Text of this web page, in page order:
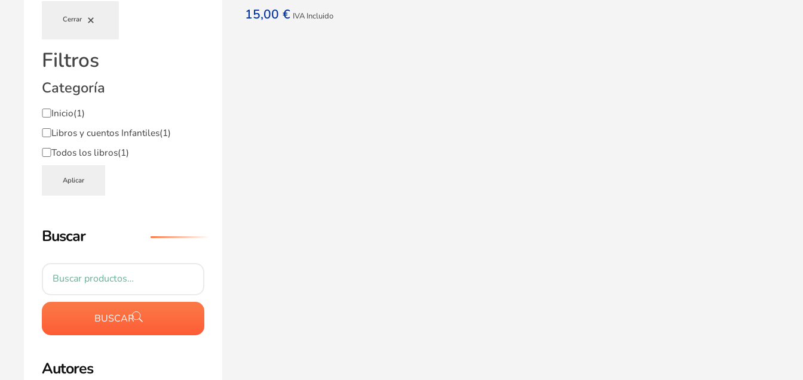
15,00€ IVA Incluido
Cerrar
Filtros
Categoría
Inicio(1)
Libros y cuentos Infantiles(1)
Todos los libros(1)
Aplicar
Buscar
BUSCAR
Autores